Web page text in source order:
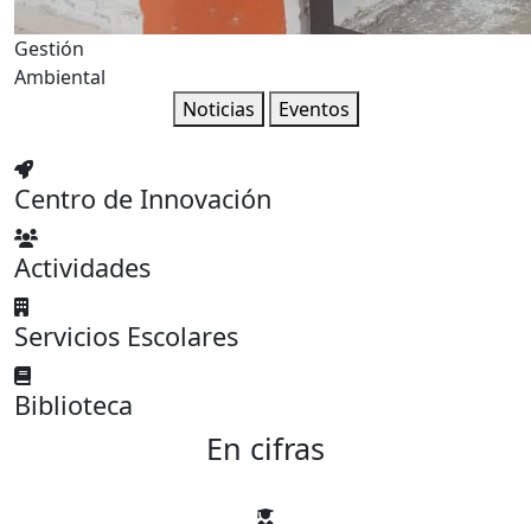
Gestión
Ambiental
Noticias
Eventos
Centro de Innovación
Actividades
Servicios Escolares
Biblioteca
En cifras